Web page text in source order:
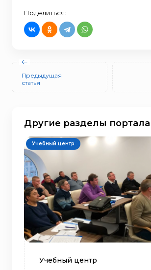
Поделиться:
Предыдущая
статья
Другие разделы портала
Учебный центр
Учебный центр